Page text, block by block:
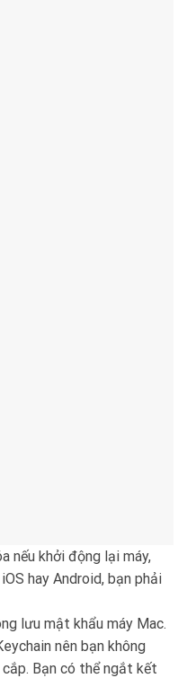
nếu khởi động lại máy,
hay Android, bạn phải
lưu mật khẩu máy Mac.
nên bạn không
Bạn có thể ngắt kết